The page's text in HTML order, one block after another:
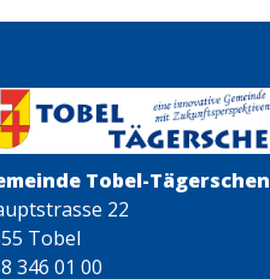
Tobel-Tägerschen
22
Tobel
346 01 00